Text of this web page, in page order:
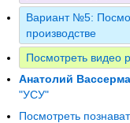
Вариант №5:
производстве
Посмотреть видео
Анатолий
"УСУ"
Посмотреть